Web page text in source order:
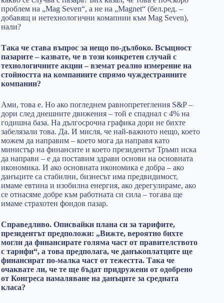
проблем на „Mag Seven“, а не на „Magnet“ (бел.ред. –
добавящ и нетехнологични комапнии към Mag Seven),
нали?
Така че става въпрос за нещо по-дълбоко. Всъщност
пазарите – казвате, че в този конкретен случай с
технологичните акции – вземат реално измерение на
стойността на компаниите спрямо чуждестранните
компании?
Ами, това е. Но ако погледнем равнопретегления S&P –
дори след днешните движения – той е спаднал с 4% на
годишна база. На дългосрочна графика дори не бихте
забелязали това. Да. И мисля, че най-важното нещо, което
можем да направим – което мога да направя като
министър на финансите и което президентът Тръмп иска
да направи – е да поставим здрави основи на основната
икономика. И ако основната икономика е добра – ако
данъците са стабилни, бизнесът има предвидимост,
имаме евтина и изобилна енергия, ако дерегулираме, ако
се отнасяме добре към работната си сила – тогава ще
имаме страхотен фондов пазар.
Справедливо. Описвайки плана си за тарифите,
президентът предположи: „Вижте, вероятно бихте
могли да финансирате голяма част от правителството
с тарифи“, а това предполага, че данъкоплатците ще
финансират по-малка част от тежестта. Така че
очаквате ли, че те ще бъдат придружени от одобрено
от Конгреса намаляване на данъците за средната
класа?